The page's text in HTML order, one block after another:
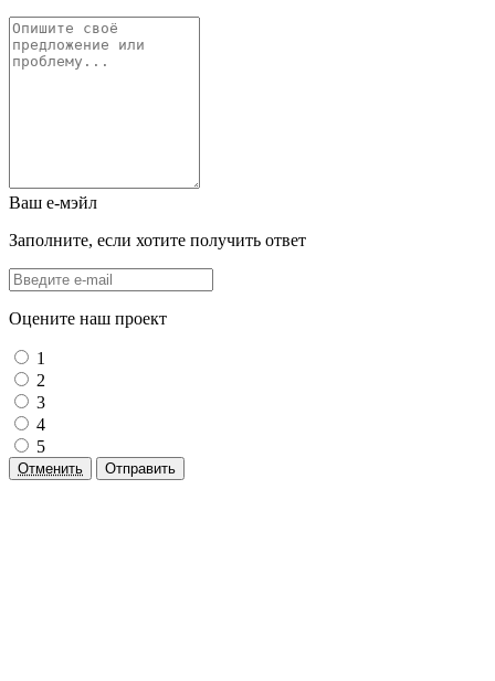
Ваш е-мэйл
Заполните, если хотите получить ответ
Оцените наш проект
1
2
3
4
5
Отменить Отправить